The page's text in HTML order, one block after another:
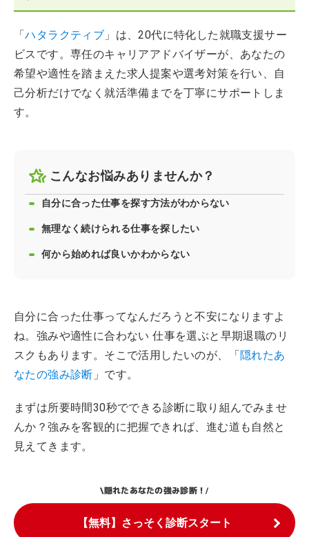
「ハタラクティブ 」は、20代に特化した就職支援サー
ビスです。専任のキャリアアドバイザーが、あなたの
希望や適性を踏まえた求人提案や選考対策を行い、自
己分析だけでなく就活準備までを丁寧にサポートしま
す。
こんなお悩みありませんか？
自分に合った仕事を探す方法がわからない
無理なく続けられる仕事を探したい
何から始めれば良いかわからない
自分に合った仕事ってなんだろうと不安になりますよ
ね。強みや適性に合わない 仕事を選ぶと早期退職のリ
スクもあります。そこで活用したいのが、「隠れたあ
なたの強み診断 」です。
まずは所要時間30秒でできる診断に取り組んでみませ
んか？強みを客観的に把握できれば、進む道も自然と
見えてきます。
\隠れたあなたの強み診断！/
【無料】さっそく診断スタート